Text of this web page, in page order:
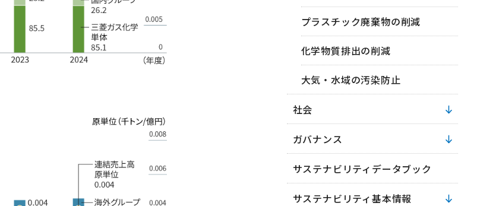
プラスチック廃棄物の削減
化学物質排出の削減
大気・水域の汚染防止
社会
ガバナンス
サステナビリティデータブック
サステナビリティ基本情報